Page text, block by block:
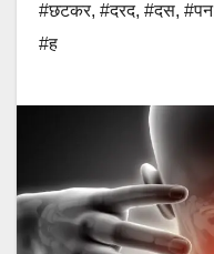
#छटकर, #दरद, #दस, #पन
#ह